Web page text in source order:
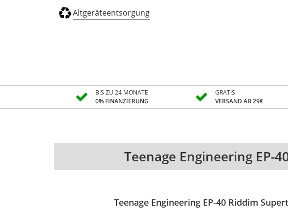
Altgeräteentsorgung
BIS ZU 24 MONATE
0% FINANZIERUNG
GRATIS
VERSAND AB 29€
Teenage Engineering EP-
Teenage Engineering EP-40 Riddim